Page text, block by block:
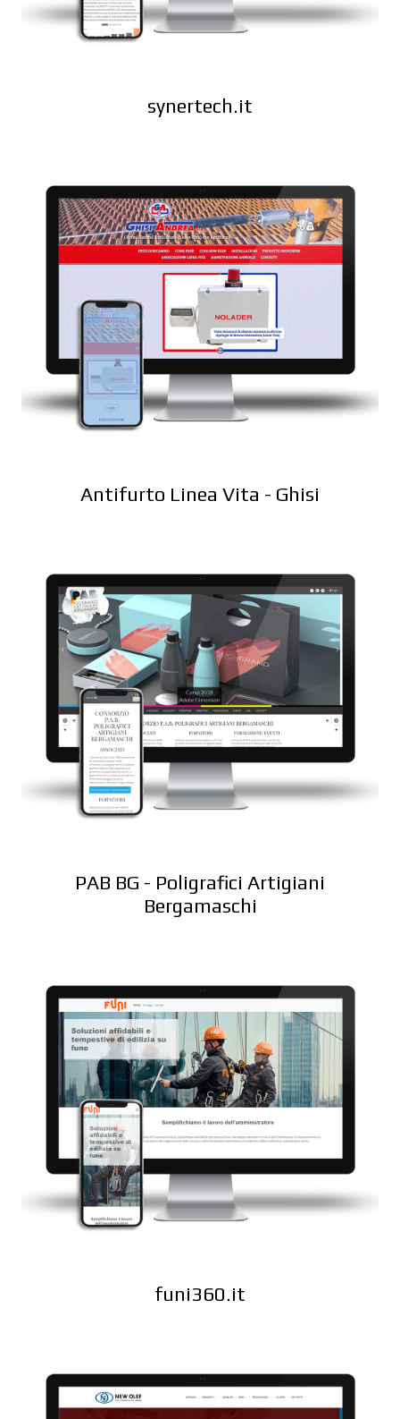
synertech.it
Antifurto Linea Vita - Ghisi
PAB BG - Poligrafici Artigiani
Bergamaschi
funi360.it